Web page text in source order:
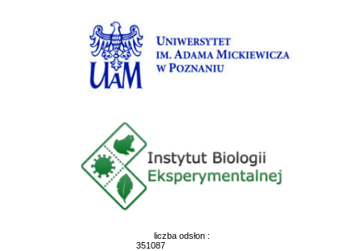
liczba odsłon :
351087